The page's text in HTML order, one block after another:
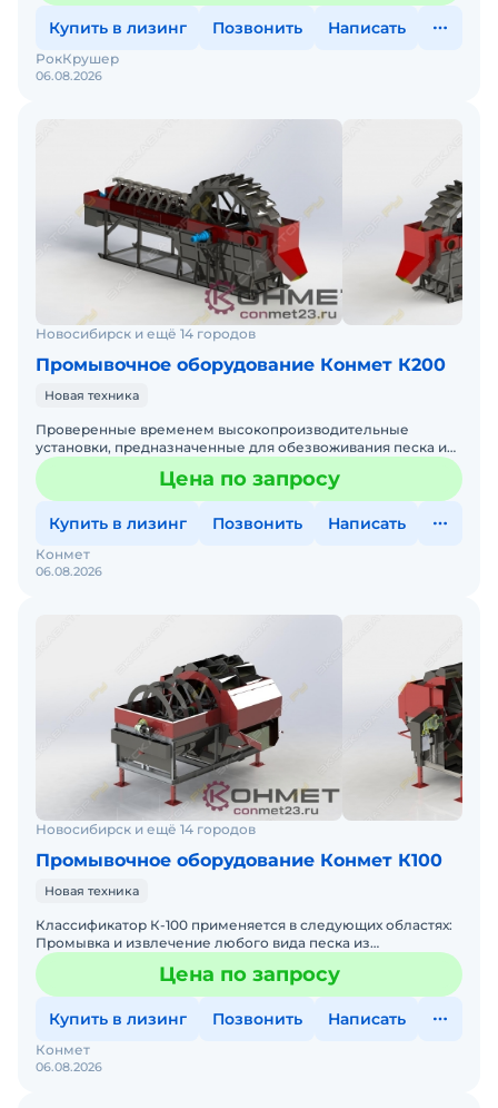
Купить в лизинг Позвонить Написать
06.08.2026
РокКрушер
Новосибирск и ещё 14 городов
Промывочное оборудование Конмет К200
Новая техника
Проверенные временем высокопроизводительные
установки, предназначенные для обезвоживания песка и
удаления из него ила, глинистых и пылеватых частиц.
Установки с
Цена по запросу
Купить в лизинг Позвонить Написать
06.08.2026
Конмет
Новосибирск и ещё 14 городов
Промывочное оборудование Конмет К100
Новая техника
Классификатор К-100 применяется в следующих областях:
Промывка и извлечение любого вида песка из
водопесчаной смеси. Промывка материалов вторичной
переработки.
Цена по запросу
Купить в лизинг Позвонить Написать
06.08.2026
Конмет